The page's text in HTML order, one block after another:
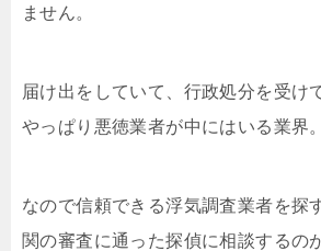
ません。
届け出をしていて、行政処分を受け
やっぱり悪徳業者が中にはいる業界。
なので信頼できる浮気調査業者を探
関の審査に通った探偵に相談するの